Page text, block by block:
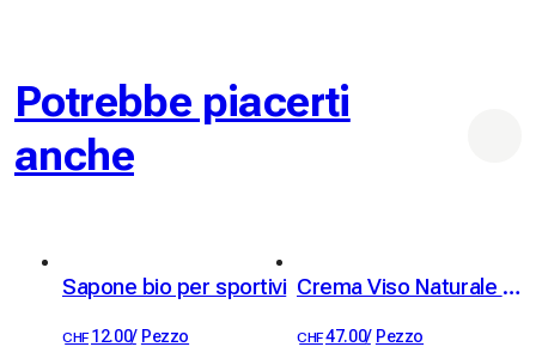
specie secondo le direttive Bio Suisse.
Potrebbe piacerti
anche
Sapone bio per sportivi
CHF 12.00/ Pezzo
Crema Viso Naturale al Fiore di Immortelle
CHF47.00/ Pezzo